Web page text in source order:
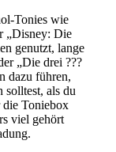
Tonies wie
„Disney: Die
genutzt, lange
„Die drei ???
dazu führen,
solltest, als du
die Toniebox
viel gehört